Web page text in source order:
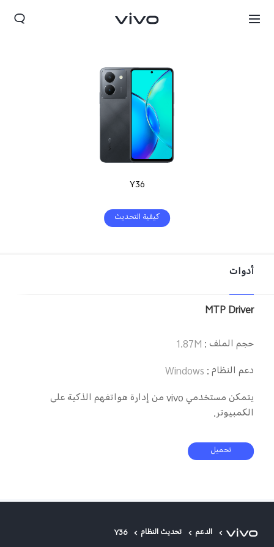
Qatar(ar) | حدد البلد/المنطقة
Y36
كيفية التحديث
أدوات
MTP Driver
حجم الملف :
1.87M
دعم النظام:
Windows
يتمكن مستخدمي vivo من إدارة هواتفهم الذكية على
الكمبيوتر.
تحميل
الدعم تحديث النظام Y36